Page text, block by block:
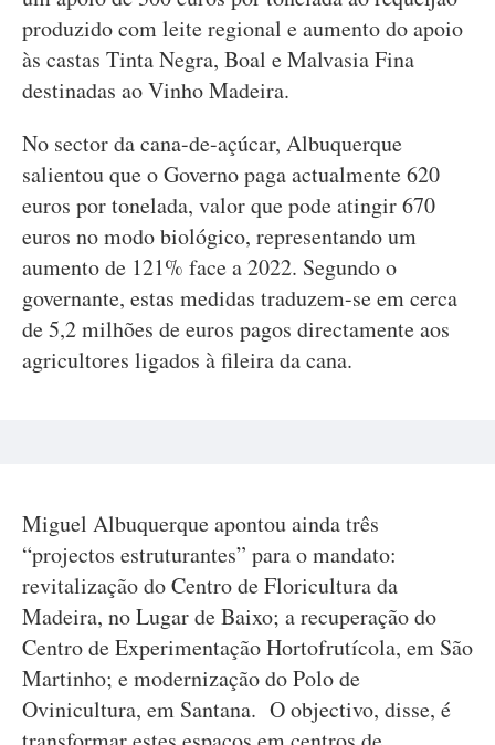
produzido com leite regional e aumento do apoio
às castas Tinta Negra, Boal e Malvasia Fina
destinadas ao Vinho Madeira.
No sector da cana-de-açúcar, Albuquerque
salientou que o Governo paga actualmente 620
euros por tonelada, valor que pode atingir 670
euros no modo biológico, representando um
aumento de 121% face a 2022. Segundo o
governante, estas medidas traduzem-se em cerca
de 5,2 milhões de euros pagos directamente aos
agricultores ligados à fileira da cana.
Miguel Albuquerque apontou ainda três
“projectos estruturantes” para o mandato:
revitalização do Centro de Floricultura da
Madeira, no Lugar de Baixo; a recuperação do
Centro de Experimentação Hortofrutícola, em São
Martinho; e modernização do Polo de
Ovinicultura, em Santana. O objectivo, disse, é